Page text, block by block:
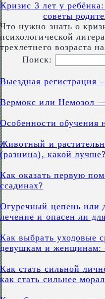
Кризис 3 лет у
советы
Что нужно знать о
психологической
трехлетнего возраста
Поиск:
Выездная регистрация
Вермокс или Немозол
Особенности обучения
Животный и
(разница), какой лучше?
Как оказать первую
ссадинах?
Огуречный цепень или
лечение и опасен ли
Как выбрать уходовые
девушкам и женщинам:
Как стать сильной
как стать сильнее